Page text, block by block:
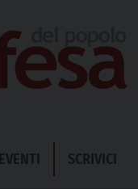
EVENTI SCRIVICI